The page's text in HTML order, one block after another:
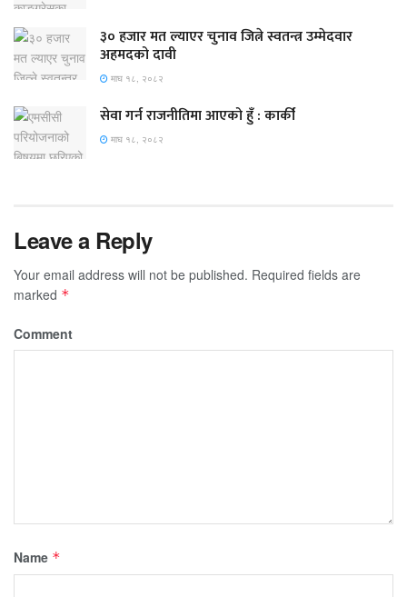
३० हजार मत ल्याएर चुनाव जित्ने स्वतन्त्र उम्मेदवार
अहमदको दावी
माघ १८, २०८२
सेवा गर्न राजनीतिमा आएको हुँ : कार्की
माघ १८, २०८२
Leave a Reply
Your email address will not be published. Required fields are
marked *
Comment
Name *